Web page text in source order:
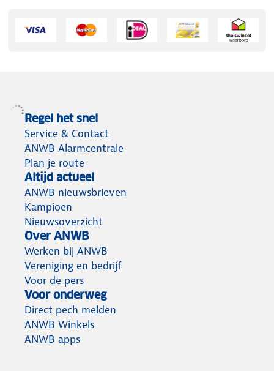
Regel het snel
Service & Contact
ANWB Alarmcentrale
Plan je route
Altijd actueel
ANWB nieuwsbrieven
Kampioen
Nieuwsoverzicht
Over ANWB
Werken bij ANWB
Vereniging en bedrijf
Voor de pers
Voor onderweg
Direct pech melden
ANWB Winkels
ANWB apps